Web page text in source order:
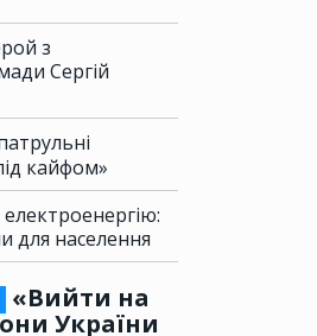
з
Сергій
кайфом»
для населення
«Вийти на
України